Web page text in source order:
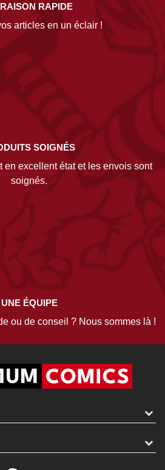
RAPIDE
articles en un éclair !
SOIGNÉS
en excellent état et les envois sont
soignés.
UNE ÉQUIPE
ou de conseil ? Nous sommes là !